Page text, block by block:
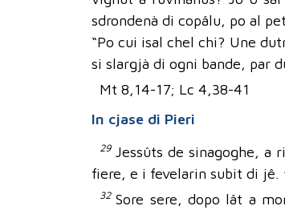
sdrondenà di copâlu, po al
“Po cui isal chel chi? Une
si slargjà di ogni bande, par
Mt 8,14-17; Lc 4,38-41
In cjase di Pieri
29 Jessûts de sinagoghe, a
fiere, e i fevelarin subit di jê.
32Sore sere, dopo lât a